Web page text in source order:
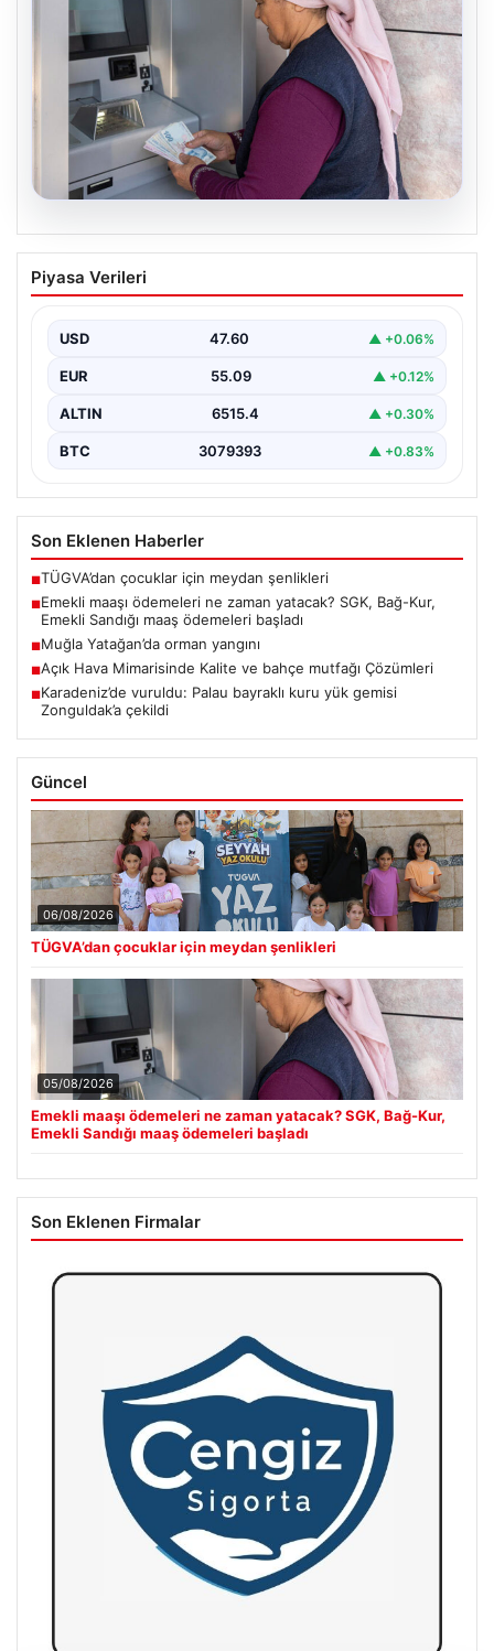
05.08.2026
Emekli maaşı ödemeleri ne zaman
yatacak? SGK, Bağ-Kur, Emekli Sandığı
Piyasa Verileri
USD 47.60 ▲ +0.06%
EUR 55.09 ▲ +0.12%
ALTIN 6515.4 ▲ +0.30%
BTC 3079393 ▲ +0.83%
Son Eklenen Haberler
■TÜGVA’dan çocuklar için meydan şenlikleri
■Emekli maaşı ödemeleri ne zaman yatacak? SGK, Bağ-Kur,
Emekli Sandığı maaş ödemeleri başladı
■Muğla Yatağan’da orman yangını
■Açık Hava Mimarisinde Kalite ve bahçe mutfağı Çözümleri
■Karadeniz’de vuruldu: Palau bayraklı kuru yük gemisi
Zonguldak’a çekildi
Güncel
06/08/2026
TÜGVA’dan çocuklar için meydan şenlikleri
05/08/2026
Emekli maaşı ödemeleri ne zaman yatacak? SGK, Bağ-Kur,
Emekli Sandığı maaş ödemeleri başladı
Son Eklenen Firmalar